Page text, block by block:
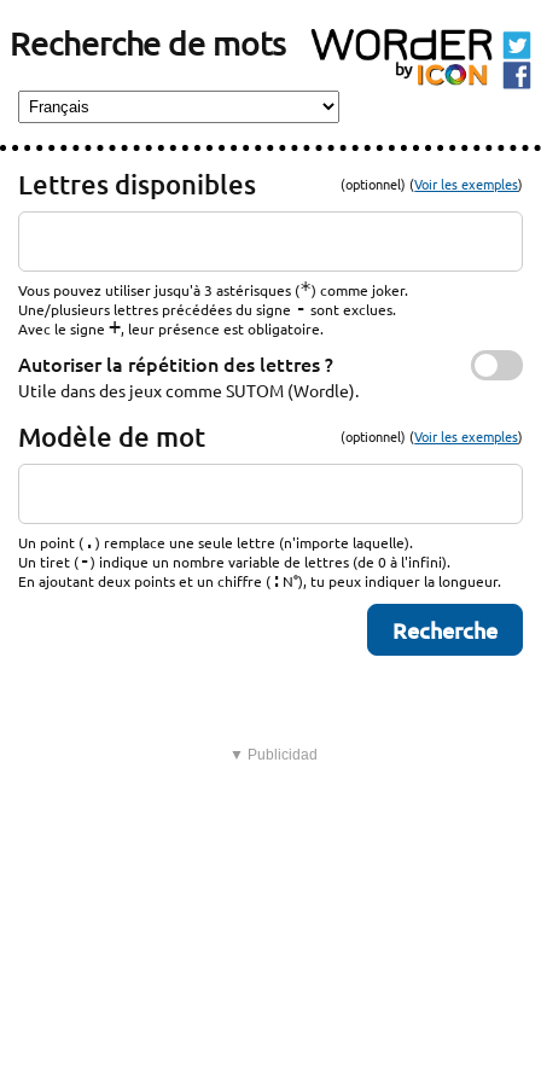
Recherche de mots
Lettres disponibles (optionnel) (Voir les exemples)
Vous pouvez utiliser jusqu'à 3 astérisques (*) comme joker.
Une/plusieurs lettres précédées du signe - sont exclues.
Avec le signe +, leur présence est obligatoire.
Autoriser la répétition des lettres ?
Utile dans des jeux comme SUTOM (Wordle).
Modèle de mot (optionnel) (Voir les exemples)
Un point (.) remplace une seule lettre (n'importe laquelle).
Un tiret (-) indique un nombre variable de lettres (de 0 à l'infini).
En ajoutant deux points et un chiffre (: N°), tu peux indiquer la longueur.
▼ Publicidad